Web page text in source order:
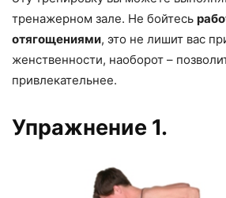
тренажерном зале. Не бойтесь
отягощениями, это не лишит вас
женственности, наоборот –
привлекательнее.
Упражнение 1.